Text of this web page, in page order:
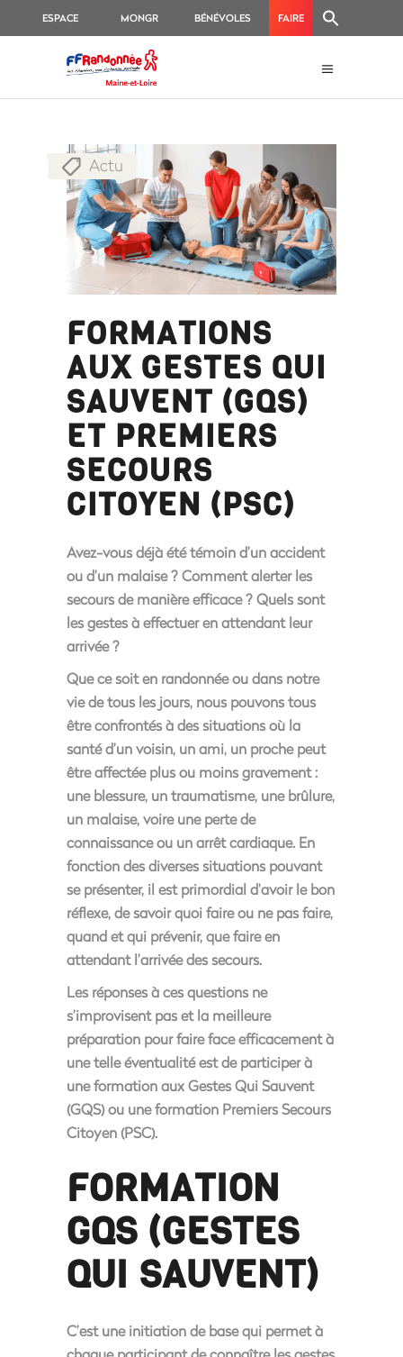
ESPACE
FÉDÉRAL
MONGR BÉNÉVOLES FAIRE
Actu
FORMATIONS
AUX GESTES QUI
SAUVENT (GQS)
ET PREMIERS
SECOURS
CITOYEN (PSC)
Avez-vous déjà été témoin d’un accident
ou d’un malaise ? Comment alerter les
secours de manière efficace ? Quels sont
les gestes à effectuer en attendant leur
arrivée ?
Que ce soit en randonnée ou dans notre
vie de tous les jours, nous pouvons tous
être confrontés à des situations où la
santé d’un voisin, un ami, un proche peut
être affectée plus ou moins gravement :
une blessure, un traumatisme, une brûlure,
un malaise, voire une perte de
connaissance ou un arrêt cardiaque. En
fonction des diverses situations pouvant
se présenter, il est primordial d’avoir le bon
réflexe, de savoir quoi faire ou ne pas faire,
quand et qui prévenir, que faire en
attendant l’arrivée des secours.
Les réponses à ces questions ne
s’improvisent pas et la meilleure
préparation pour faire face efficacement à
une telle éventualité est de participer à
une formation aux Gestes Qui Sauvent
(GQS) ou une formation Premiers Secours
Citoyen (PSC).
FORMATION
GQS (GESTES
QUI SAUVENT)
C’est une initiation de base qui permet à